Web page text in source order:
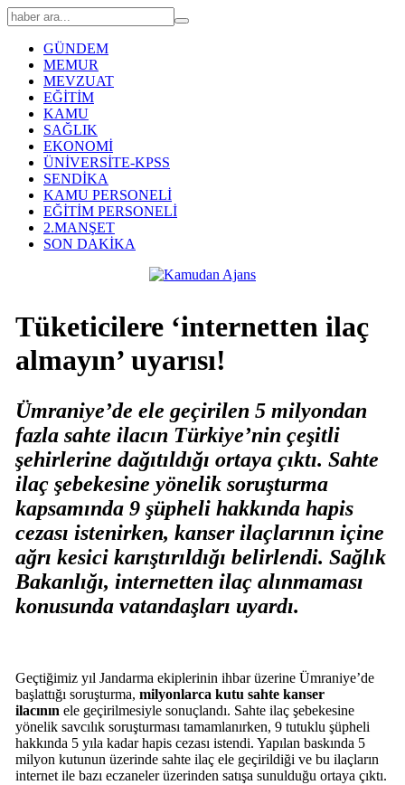
GÜNDEM
MEMUR
MEVZUAT
EĞİTİM
KAMU
SAĞLIK
EKONOMİ
ÜNİVERSİTE-KPSS
SENDİKA
KAMU PERSONELİ
EĞİTİM PERSONELİ
2.MANŞET
SON DAKİKA
Tüketicilere ‘internetten ilaç
almayın’ uyarısı!
Ümraniye’de ele geçirilen 5 milyondan
fazla sahte ilacın Türkiye’nin çeşitli
şehirlerine dağıtıldığı ortaya çıktı. Sahte
ilaç şebekesine yönelik soruşturma
kapsamında 9 şüpheli hakkında hapis
cezası istenirken, kanser ilaçlarının içine
ağrı kesici karıştırıldığı belirlendi. Sağlık
Bakanlığı, internetten ilaç alınmaması
konusunda vatandaşları uyardı.
Geçtiğimiz yıl Jandarma ekiplerinin ihbar üzerine Ümraniye’de
başlattığı soruşturma, milyonlarca kutu sahte kanser
ilacının ele geçirilmesiyle sonuçlandı. Sahte ilaç şebekesine
yönelik savcılık soruşturması tamamlanırken, 9 tutuklu şüpheli
hakkında 5 yıla kadar hapis cezası istendi. Yapılan baskında 5
milyon kutunun üzerinde sahte ilaç ele geçirildiği ve bu ilaçların
internet ile bazı eczaneler üzerinden satışa sunulduğu ortaya çıktı.